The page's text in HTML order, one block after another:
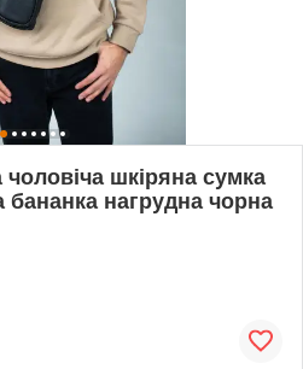
шкіряна сумка
бананка нагрудна чорна